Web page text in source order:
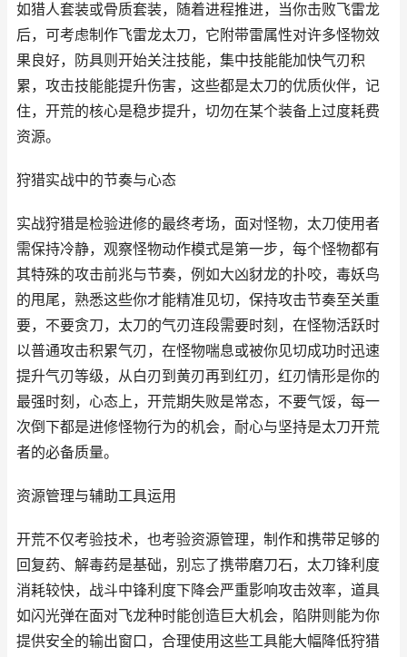
如猎人套装或骨质套装，随着进程推进，当你击败飞雷龙
后，可考虑制作飞雷龙太刀，它附带雷属性对许多怪物效
果良好，防具则开始关注技能，集中技能能加快气刃积
累，攻击技能能提升伤害，这些都是太刀的优质伙伴，记
住，开荒的核心是稳步提升，切勿在某个装备上过度耗费
资源。
狩猎实战中的节奏与心态
实战狩猎是检验进修的最终考场，面对怪物，太刀使用者
需保持冷静，观察怪物动作模式是第一步，每个怪物都有
其特殊的攻击前兆与节奏，例如大凶豺龙的扑咬，毒妖鸟
的甩尾，熟悉这些你才能精准见切，保持攻击节奏至关重
要，不要贪刀，太刀的气刃连段需要时刻，在怪物活跃时
以普通攻击积累气刃，在怪物喘息或被你见切成功时迅速
提升气刃等级，从白刃到黄刃再到红刃，红刃情形是你的
最强时刻，心态上，开荒期失败是常态，不要气馁，每一
次倒下都是进修怪物行为的机会，耐心与坚持是太刀开荒
者的必备质量。
资源管理与辅助工具运用
开荒不仅考验技术，也考验资源管理，制作和携带足够的
回复药、解毒药是基础，别忘了携带磨刀石，太刀锋利度
消耗较快，战斗中锋利度下降会严重影响攻击效率，道具
如闪光弹在面对飞龙种时能创造巨大机会，陷阱则能为你
提供安全的输出窗口，合理使用这些工具能大幅降低狩猎